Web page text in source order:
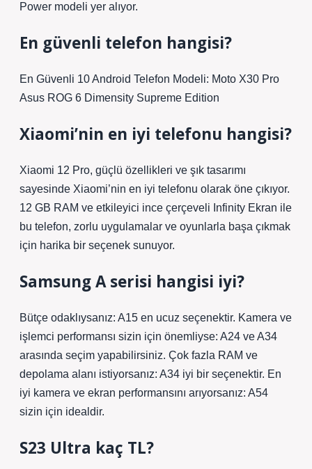
Power modeli yer alıyor.
En güvenli telefon hangisi?
En Güvenli 10 Android Telefon Modeli: Moto X30 Pro
Asus ROG 6 Dimensity Supreme Edition
Xiaomi’nin en iyi telefonu hangisi?
Xiaomi 12 Pro, güçlü özellikleri ve şık tasarımı
sayesinde Xiaomi’nin en iyi telefonu olarak öne çıkıyor.
12 GB RAM ve etkileyici ince çerçeveli Infinity Ekran ile
bu telefon, zorlu uygulamalar ve oyunlarla başa çıkmak
için harika bir seçenek sunuyor.
Samsung A serisi hangisi iyi?
Bütçe odaklıysanız: A15 en ucuz seçenektir. Kamera ve
işlemci performansı sizin için önemliyse: A24 ve A34
arasında seçim yapabilirsiniz. Çok fazla RAM ve
depolama alanı istiyorsanız: A34 iyi bir seçenektir. En
iyi kamera ve ekran performansını arıyorsanız: A54
sizin için idealdir.
S23 Ultra kaç TL?